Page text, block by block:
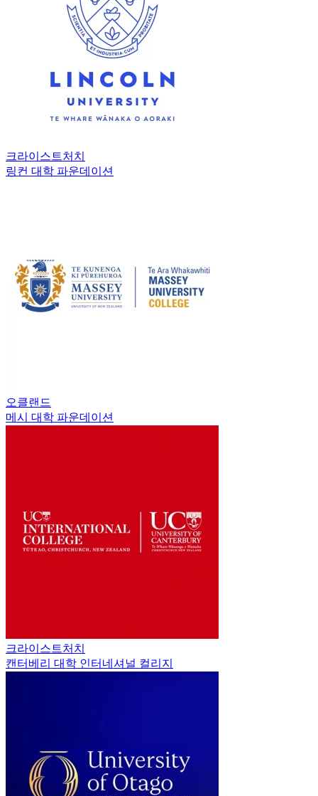
크라이스트처치
링컨 대학 파운데이션
오클랜드
메시 대학 파운데이션
크라이스트처치
캔터베리 대학 인터네셔널 컬리지